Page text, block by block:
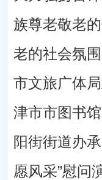
族尊老敬老
老的社会氛
市文旅广体
津市市图书
阳街街道办
愿风采”慰问